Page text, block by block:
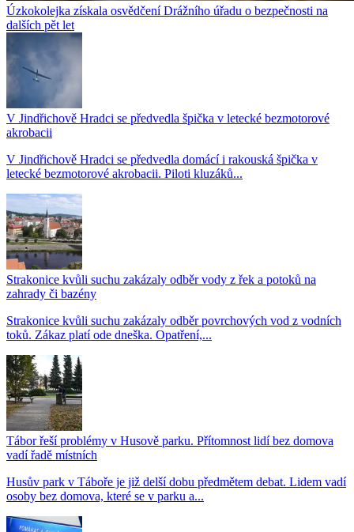
Úzkokolejka získala osvědčení Drážního úřadu o bezpečnosti na
dalších pět let
V Jindřichově Hradci se předvedla špička v letecké bezmotorové
akrobacii
V Jindřichově Hradci se předvedla domácí i rakouská špička v
letecké bezmotorové akrobacii. Piloti kluzáků...
Strakonice kvůli suchu zakázaly odběr vody z řek a potoků na
zahrady či bazény
Strakonice kvůli suchu zakázaly odběr povrchových vod z vodních
toků. Zákaz platí ode dneška. Opatření,...
Tábor řeší problémy v Husově parku. Přítomnost lidí bez domova
vadí řadě místních
Husův park v Táboře je již delší dobu předmětem debat. Lidem vadí
osoby bez domova, které se v parku a...